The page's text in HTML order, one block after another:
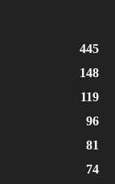
445
148
119
96
81
74